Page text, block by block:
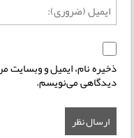
ذخیره نام، ایمیل و وبسایت
دیدگاهی می‌نویسم.